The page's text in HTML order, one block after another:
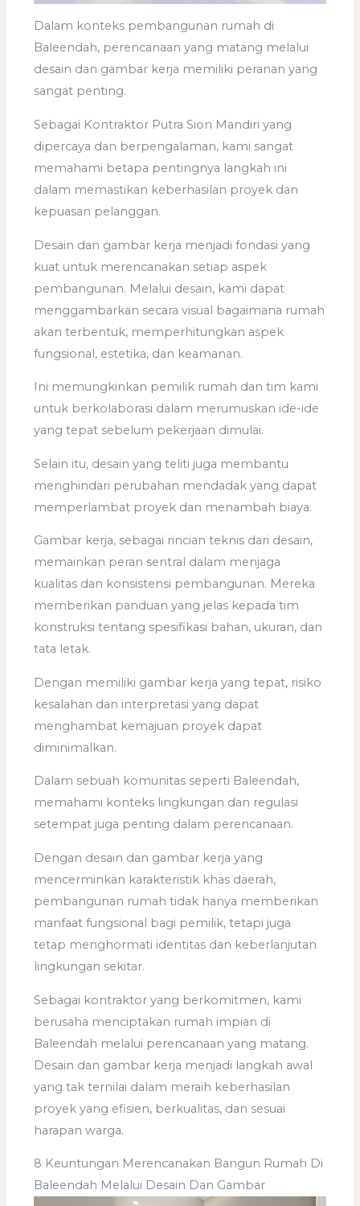
Dalam konteks pembangunan rumah di
Baleendah, perencanaan yang matang melalui
desain dan gambar kerja memiliki peranan yang
sangat penting.
Sebagai Kontraktor Putra Sion Mandiri yang
dipercaya dan berpengalaman, kami sangat
memahami betapa pentingnya langkah ini
dalam memastikan keberhasilan proyek dan
kepuasan pelanggan.
Desain dan gambar kerja menjadi fondasi yang
kuat untuk merencanakan setiap aspek
pembangunan. Melalui desain, kami dapat
menggambarkan secara visual bagaimana rumah
akan terbentuk, memperhitungkan aspek
fungsional, estetika, dan keamanan.
Ini memungkinkan pemilik rumah dan tim kami
untuk berkolaborasi dalam merumuskan ide-ide
yang tepat sebelum pekerjaan dimulai.
Selain itu, desain yang teliti juga membantu
menghindari perubahan mendadak yang dapat
memperlambat proyek dan menambah biaya.
Gambar kerja, sebagai rincian teknis dari desain,
memainkan peran sentral dalam menjaga
kualitas dan konsistensi pembangunan. Mereka
memberikan panduan yang jelas kepada tim
konstruksi tentang spesifikasi bahan, ukuran, dan
tata letak.
Dengan memiliki gambar kerja yang tepat, risiko
kesalahan dan interpretasi yang dapat
menghambat kemajuan proyek dapat
diminimalkan.
Dalam sebuah komunitas seperti Baleendah,
memahami konteks lingkungan dan regulasi
setempat juga penting dalam perencanaan.
Dengan desain dan gambar kerja yang
mencerminkan karakteristik khas daerah,
pembangunan rumah tidak hanya memberikan
manfaat fungsional bagi pemilik, tetapi juga
tetap menghormati identitas dan keberlanjutan
lingkungan sekitar.
Sebagai kontraktor yang berkomitmen, kami
berusaha menciptakan rumah impian di
Baleendah melalui perencanaan yang matang.
Desain dan gambar kerja menjadi langkah awal
yang tak ternilai dalam meraih keberhasilan
proyek yang efisien, berkualitas, dan sesuai
harapan warga.
8 Keuntungan Merencanakan Bangun Rumah Di
Baleendah Melalui Desain Dan Gambar